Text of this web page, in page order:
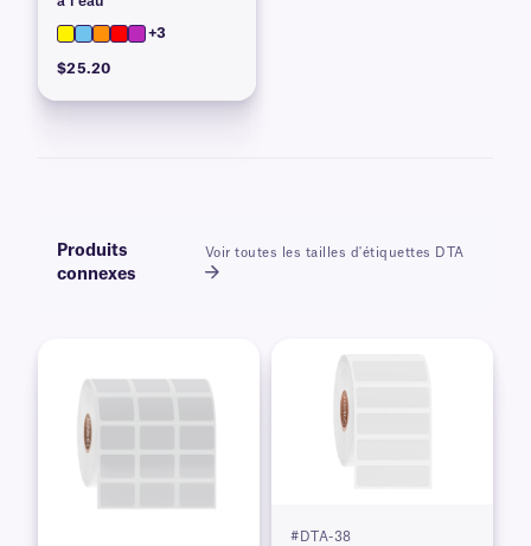
+3
$25.20
Produits
connexes
Voir toutes les tailles d'étiquettes DTA
#DTA-38